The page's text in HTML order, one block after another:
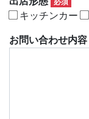
キッチンカー
お問い合わせ内容